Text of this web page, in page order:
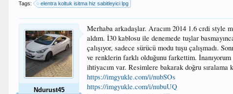
Tags: elentra koltuk isitma hiz sabitleyici lpg
Ndurust45
Merhaba arkadaşlar. Aracım 2014 1.6 crdi style
aldım. İ30 kablosu ile denemede tuşlar
çalışıyor, sadece sürücü modu tuşu çalışmadı.
ve renklerin farklı olduğunu farkettim.
ihtiyacım var. Resimlere bakarak doğru sıralama
https://imgyukle.com/i/nubSOs
https://imgyukle.com/i/nubuUQ